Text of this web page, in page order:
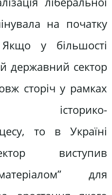
на початку
у більшості
державний сектор
сторіч у рамках
історико-
то в Україні
виступив
для